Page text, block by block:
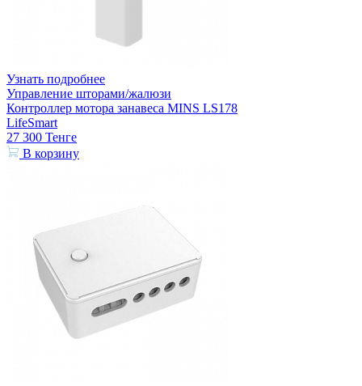
Узнать подробнее
Управление шторами/жалюзи
Контроллер мотора занавеса MINS LS178
LifeSmart
27 300 Тенге
В корзину